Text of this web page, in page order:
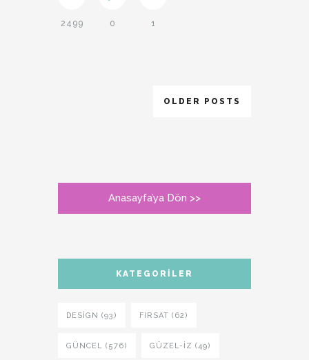
2499 0 1
OLDER POSTS
Anasayfa’ya Dön >>
KATEGORILER
DESIGN (93) FIRSAT (62)
GÜNCEL (576) GÜZEL-IZ (49)